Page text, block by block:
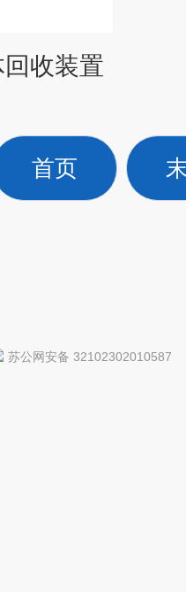
收装置
首页
苏公网安备 32102302010587